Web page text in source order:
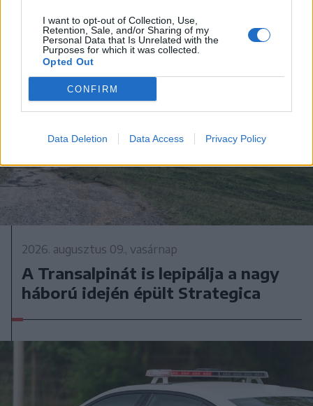
I want to opt-out of Collection, Use,
Retention, Sale, and/or Sharing of my
Personal Data that Is Unrelated with the
Purposes for which it was collected.
Opted Out
CONFIRM
Data Deletion Data Access Privacy Policy
2026. augusztus 09., vasárnap
A Transalpinát is lepipálja a nagy
háború idején épült Strategica